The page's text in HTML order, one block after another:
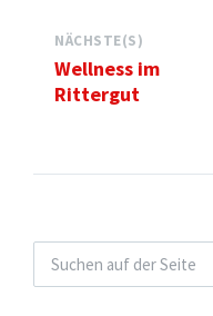
NÄCHSTE(S)
Wellness im
Rittergut